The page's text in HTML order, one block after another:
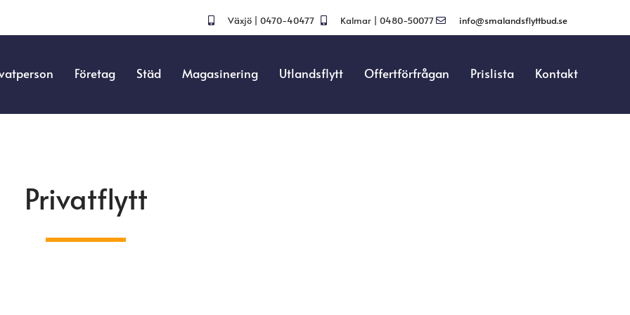
Växjö | 0470-40477 Kalmar | 0480-50077 info@smalandsflyttbud.se
Företag Städ Magasinering Utlandsflytt Offertförfrågan Prislista Kontakt
Privatflytt